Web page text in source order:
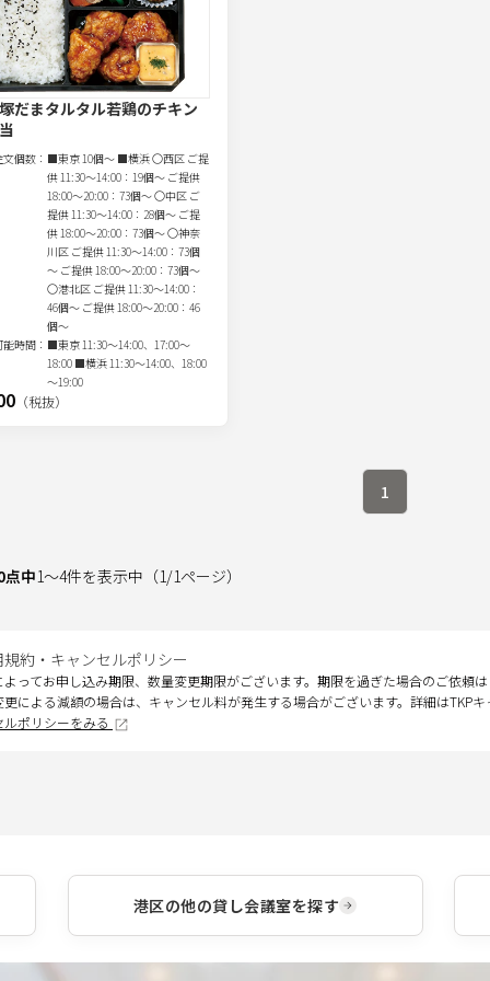
だまタルタル若鶏のチキン
文個数： ■東京 10個～ ■横浜 〇西区 ご提
供 11:30～14:00：19個～ ご提供
18:00～20:00：73個～ 〇中区 ご
提供 11:30～14:00：28個～ ご提
供 18:00～20:00：73個～ 〇神奈
川区 ご提供 11:30～14:00：73個
～ ご提供 18:00～20:00：73個～
〇港北区 ご提供 11:30～14:00：
46個～ ご提供 18:00～20:00：46
個～
時間： ■東京 11:30～14:00、17:00～
18:00 ■横浜 11:30～14:00、18:00
～19:00
（税抜）
1
点中1～4件を表示中 （1/1ページ）
規約・キャンセルポリシー
ってお申し込み期限、数量変更期限がございます。期限を過ぎた場合のご依頼
による減額の場合は、キャンセル料が発生する場合がございます。詳細はTKP
ポリシーをみる
港区の他の貸し会議室を探す